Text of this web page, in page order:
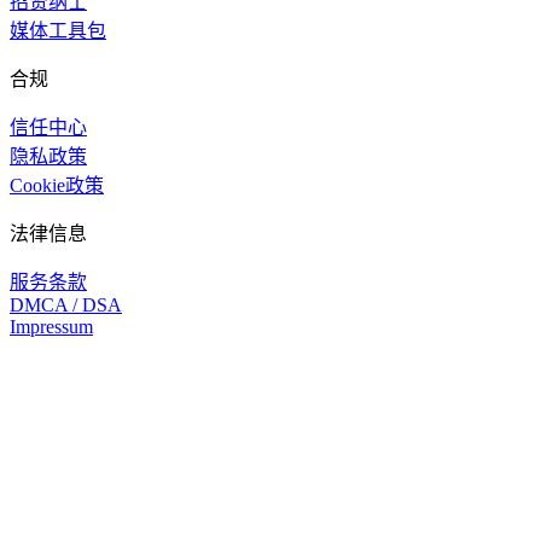
媒体工具包
合规
信任中心
隐私政策
Cookie政策
法律信息
服务条款
DMCA / DSA
Impressum